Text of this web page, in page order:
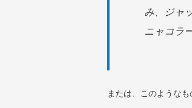
み、ジャ
ニャコラ
または、このようなも